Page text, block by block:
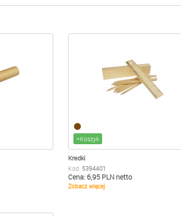
+Koszyk
Kredki
Kod: 5394401
Cena: 6,95 PLN netto
Zobacz więcej